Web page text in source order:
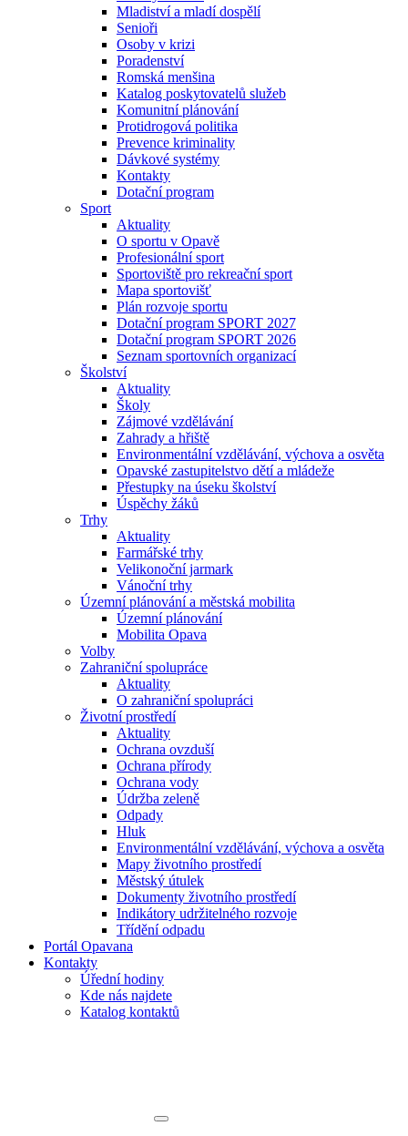
Mladiství a mladí dospělí
Senioři
Osoby v krizi
Poradenství
Romská menšina
Katalog poskytovatelů služeb
Komunitní plánování
Protidrogová politika
Prevence kriminality
Dávkové systémy
Kontakty
Dotační program
Sport
Aktuality
O sportu v Opavě
Profesionální sport
Sportoviště pro rekreační sport
Mapa sportovišť
Plán rozvoje sportu
Dotační program SPORT 2027
Dotační program SPORT 2026
Seznam sportovních organizací
Školství
Aktuality
Školy
Zájmové vzdělávání
Zahrady a hřiště
Environmentální vzdělávání, výchova a osvěta
Opavské zastupitelstvo dětí a mládeže
Přestupky na úseku školství
Úspěchy žáků
Trhy
Aktuality
Farmářské trhy
Velikonoční jarmark
Vánoční trhy
Územní plánování a městská mobilita
Územní plánování
Mobilita Opava
Volby
Zahraniční spolupráce
Aktuality
O zahraniční spolupráci
Životní prostředí
Aktuality
Ochrana ovzduší
Ochrana přírody
Ochrana vody
Údržba zeleně
Odpady
Hluk
Environmentální vzdělávání, výchova a osvěta
Mapy životního prostředí
Městský útulek
Dokumenty životního prostředí
Indikátory udržitelného rozvoje
Třídění odpadu
Portál Opavana
Kontakty
Úřední hodiny
Kde nás najdete
Katalog kontaktů